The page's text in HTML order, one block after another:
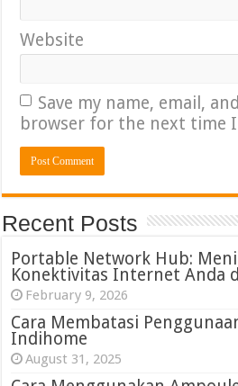
Website
Save my name, email,
browser for the next time
Recent Posts
Portable Network Hub:
Konektivitas Internet Anda
February 9, 2026
Cara Membatasi
Indihome
August 31, 2025